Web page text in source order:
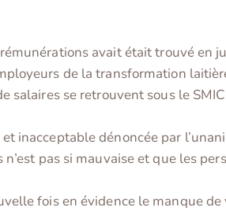
avait était trouvé en
de la transformation
salaires se retrouvent sous le
inacceptable dénoncée par
pas si mauvaise et que les
fois en évidence le manque